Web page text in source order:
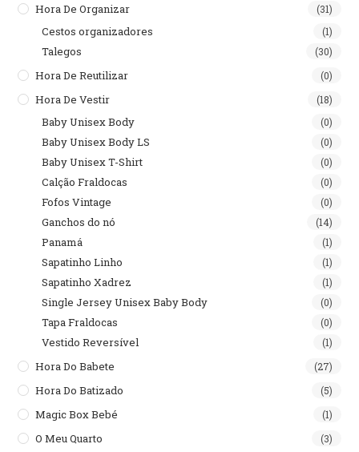
Hora De Organizar (31)
Cestos organizadores (1)
Talegos (30)
Hora De Reutilizar (0)
Hora De Vestir (18)
Baby Unisex Body (0)
Baby Unisex Body LS (0)
Baby Unisex T-Shirt (0)
Calção Fraldocas (0)
Fofos Vintage (0)
Ganchos do nó (14)
Panamá (1)
Sapatinho Linho (1)
Sapatinho Xadrez (1)
Single Jersey Unisex Baby Body (0)
Tapa Fraldocas (0)
Vestido Reversível (1)
Hora Do Babete (27)
Hora Do Batizado (5)
Magic Box Bebé (1)
O Meu Quarto (3)